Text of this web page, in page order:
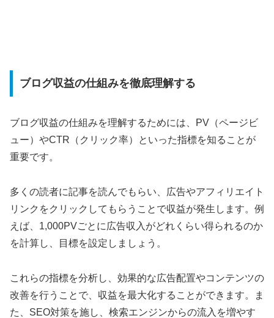
ブログ収益の仕組みを徹底理解する
ブログ収益の仕組みを理解するためには、PV（ページビ
ュー）やCTR（クリック率）といった指標を知ることが
重要です。
多くの読者に記事を読んでもらい、広告やアフィリエイト
リンクをクリックしてもらうことで収益が発生します。例
えば、1,000PVごとに広告収入がどれくらい得られるのか
を計算し、目標を設定しましょう。
これらの指標を分析し、効果的な広告配置やコンテンツの
改善を行うことで、収益を最大化することができます。ま
た、SEO対策を施し、検索エンジンからの流入を増やす